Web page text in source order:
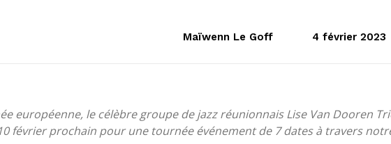
Maïwenn Le Goff 4 février 2023
européenne, le célèbre groupe de jazz réunionnais Lise Van Dooren
février prochain pour une tournée événement de 7 dates à travers